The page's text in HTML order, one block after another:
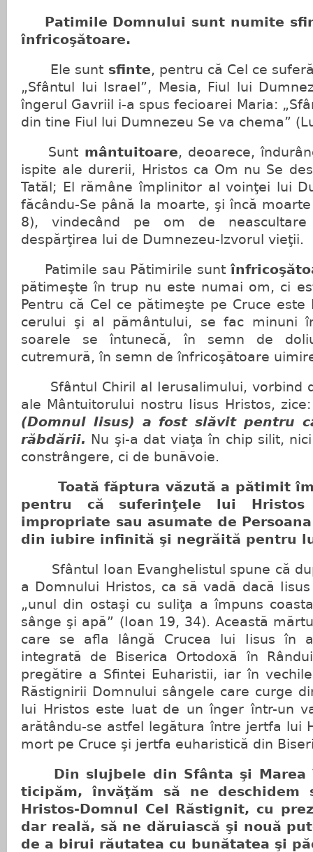
Patimile Domnului sunt numite
înfricoşătoare.
Ele sunt sfinte, pentru că Cel ce
„Sfântul lui Israel”, Mesia, Fiul lui
îngerul Gavriil i-a spus fecioarei Maria:
din tine Fiul lui Dumnezeu Se va chema”
Sunt mântuitoare, deoarece,
ispite ale durerii, Hristos ca Om nu Se
Tatăl; El rămâne împlinitor al voinţei lui
făcându-Se până la moarte, şi încă
8), vindecând pe om de
despărţirea lui de Dumnezeu-lzvorul vieţii.
Patimile sau Pătimirile sunt
pătimeşte în trup nu este numai om, ci
Pen­tru că Cel ce pătimeşte pe Cruce este
cerului şi al pământului, se fac minuni
soarele se întunecă, în semn de
cutremură, în semn de înfricoşătoare
Sfântul Chiril al Ierusalimului, vorbind
ale Mântuitorului nostru Iisus Hristos,
(Domnul Iisus) a fost slăvit pentru
răbdării. Nu şi-a dat viaţa în chip silit,
constrângere, ci de bunăvoie.
Toată făptura văzută a pătimit
pentru că suferinţele lui
impropriate sau asumate de
din iubire infinită şi negrăită pentru
Sfântul Ioan Evanghelistul spune că
a Domnului Hristos, ca să vadă dacă
„unul din ostaşi cu suliţa a împuns
sânge şi apă” (Ioan 19, 34). Această
care se afla lângă Crucea lui Iisus în
integrată de Biserica Ortodoxă în
pregătire a Sfintei Euharistii, iar în
Răstignirii Domnului sângele care curge
lui Hristos este luat de un înger într-un
arătându-se astfel legătura între jert­fa lui
mort pe Cruce şi jertfa euharistică din
Din slujbele din Sfânta şi Marea
ticipăm, învăţăm să ne deschidem
Hristos-Domnul Cel Răstignit, cu
dar reală, să ne dăruiască şi nouă
de a birui răutatea cu bunătatea şi